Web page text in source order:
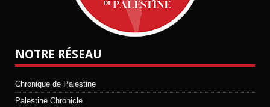
NOTRE RÉSEAU
Chronique de Palestine
Palestine Chronicle